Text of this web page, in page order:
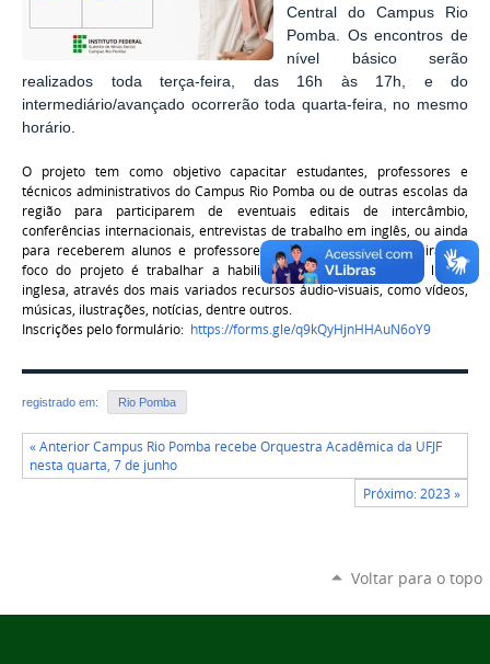
Central do Campus Rio
Pomba. Os encontros de
nível básico serão
realizados toda terça-feira, das 16h às 17h, e do
intermediário/avançado ocorrerão toda quarta-feira, no mesmo
horário.
O projeto tem como objetivo capacitar estudantes, professores e
técnicos administrativos do Campus Rio Pomba ou de outras escolas da
região para participarem de eventuais editais de intercâmbio,
conferências internacionais, entrevistas de trabalho em inglês, ou ainda
para receberem alunos e professores de instituições estrangeiras. O
foco do projeto é trabalhar a habilidade de conversação na língua
inglesa, através dos mais variados recursos áudio-visuais, como vídeos,
músicas, ilustrações, notícias, dentre outros.
Inscrições pelo formulário: https://forms.gle/q9kQyHjnHHAuN6oY9
registrado em: Rio Pomba
« Anterior Campus Rio Pomba recebe Orquestra Acadêmica da UFJF
nesta quarta, 7 de junho
Próximo: 2023 »
Voltar para o topo